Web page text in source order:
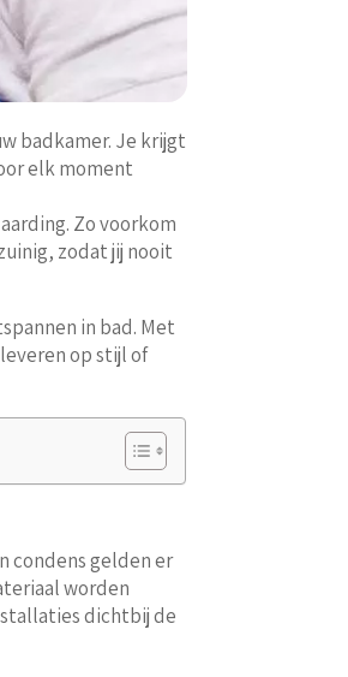
badkamer. Je krijgt
elk moment
Zo voorkom
zodat jij nooit
in bad. Met
op stijl of
condens gelden er
worden
dichtbij de